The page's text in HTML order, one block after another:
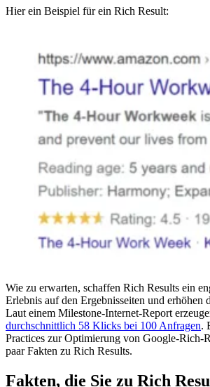
Hier ein Beispiel für ein Rich Result:
Wie zu erwarten, schaffen Rich Results ein
Erlebnis auf den Ergebnisseiten und erhöhen
Laut einem Milestone-Internet-Report
durchschnittlich 58 Klicks bei 100 Anfragen.
Practices zur Optimierung von Google-Rich-
paar Fakten zu Rich Results.
Fakten, die Sie zu Rich